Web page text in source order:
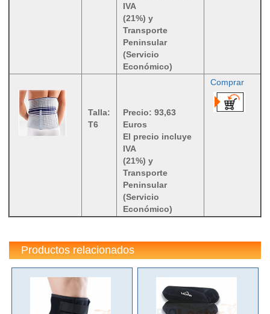
IVA
(21%) y
Transporte
Peninsular
(Servicio
Económico)
Talla:
T6
Precio: 93,63
Euros
El precio incluye
IVA
(21%) y
Transporte
Peninsular
(Servicio
Económico)
Comprar
Productos relacionados